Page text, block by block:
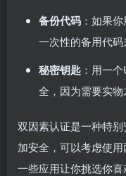
备份代码 ：如果
一次性的备用代码
秘密钥匙 ：用一
全，因为需要实物
双因素认证是一种特
加安全，可以考虑使用
一些应用让你挑选你